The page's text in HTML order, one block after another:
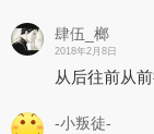
肆伍_榔
2018年2月8日
从后往前从
-小叛徒-